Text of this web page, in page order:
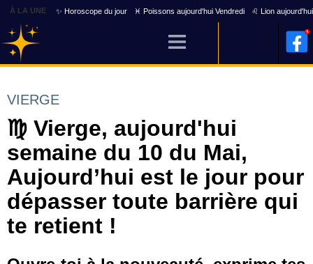
À LA UNE ✨ Horoscope du jour ♓ Poissons aujourd'hui Vendredi ♌ Lion
VIERGE
♍ Vierge, aujourd'hui
semaine du 10 du Mai,
Aujourd’hui est le jour pour
dépasser toute barrière qui
te retient !